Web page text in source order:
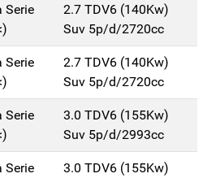
Serie
2.7 TDV6 (140Kw)
Suv 5p/d/2720cc
Serie
2.7 TDV6 (140Kw)
Suv 5p/d/2720cc
Serie
3.0 TDV6 (155Kw)
Suv 5p/d/2993cc
Serie
3.0 TDV6 (155Kw)